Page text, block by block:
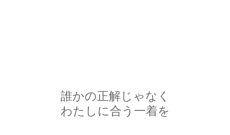
誰かの正解じゃなく
わたしに合う一着を